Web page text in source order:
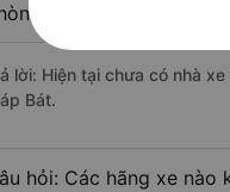
đôi không?
lời: Hiện tại chưa có nhà
Bát.
hỏi: Các hãng xe nào